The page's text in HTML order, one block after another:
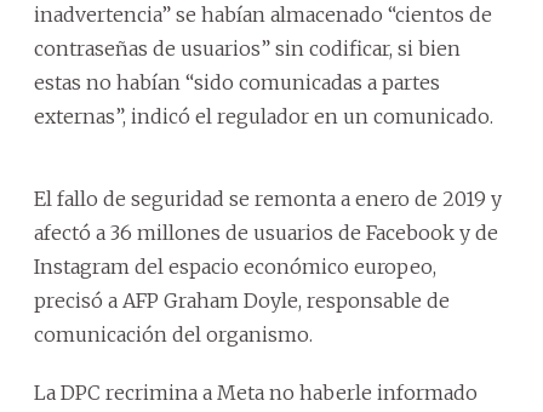
inadvertencia” se habían almacenado “cientos de
contraseñas de usuarios” sin codificar, si bien
estas no habían “sido comunicadas a partes
externas”, indicó el regulador en un comunicado.
El fallo de seguridad se remonta a enero de 2019 y
afectó a 36 millones de usuarios de Facebook y de
Instagram del espacio económico europeo,
precisó a AFP Graham Doyle, responsable de
comunicación del organismo.
La DPC recrimina a Meta no haberle informado